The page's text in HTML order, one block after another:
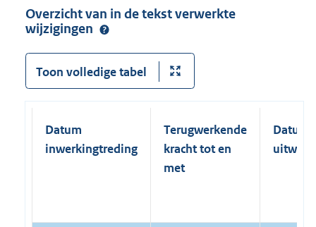
Overzicht van in de tekst verwerkte
wijzigingen
Toon volledige tabel
Datum
inwerkingtreding
Terugwerkende
kracht tot en
met
Datum